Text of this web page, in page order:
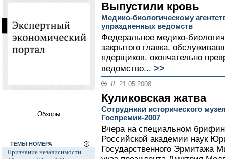
Обзоры
ТЕМЫ НОМЕРА
Признание независимости
Выпустили кровь
Медико-биологическому
упраздненных ведомств
Федеральное медико-
закрытого главка,
ядерщиков, окончательно
ведомство... >>
// 21.05.2008
Куликовская жатва
Сотрудники исторического
Госпремии-2007
Вчера на специальном
Российской академии наук
Государственного Эрмитажа